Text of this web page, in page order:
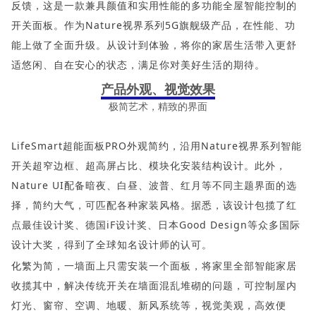
反馈，这是一款兼具颜值和实用性能的多功能全屋智能控制的
开关面板。作为Nature视界系列5G旗舰级产品，在性能、功
能上做了全面升级。从设计到体验，将你的家居生活带入更舒
适悠闲、自在安心的状态，满足你对美好生活的期待。
产品外观、视觉效果
极简艺术，精致的界面
LifeSmart超能面板PRO外观简约，沿用Nature视界系列智能
开关超窄边框、超高屏占比、模块化安装结构设计。此外，
Nature UI配备暗夜、白昼、波普、红月等不同主题界面的选
择，简约大气，可匹配各种家装风格。据悉，该设计包揽了红
点最佳设计奖、德国iF设计奖、日本Good Design等众多国际
设计大奖，得到了全球知名设计师的认可。
化繁为简，一墙面上只需安装一个面板，将家里全部智能家居
收揽其中，解决传统开关在墙面混乱堆砌的问题，可控制屋内
灯光、窗帘、空调、地暖、新风系统等，视觉美观，高效便